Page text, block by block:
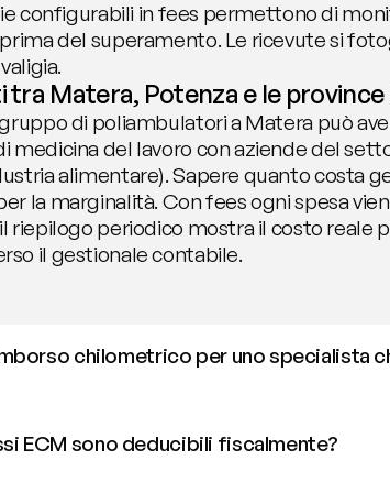
configurabili in fees permettono di
del superamento. Le ricevute si
tra Matera, Potenza e le
di poliambulatori a Matera può
medicina del lavoro con aziende del
alimentare). Sapere quanto costa
la marginalità. Con fees ogni spesa
riepilogo periodico mostra il costo
il gestionale contabile.
chilometrico per uno specialista
ECM sono deducibili fiscalmente?